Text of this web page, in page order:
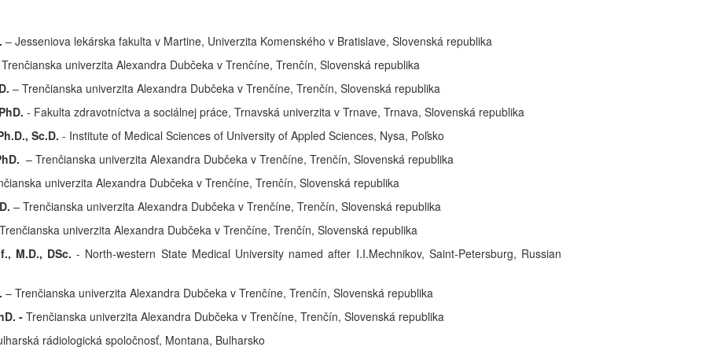
– Jesseniova lekárska fakulta v Martine, Univerzita Komenského v Bratislave, Slovenská republika
univerzita Alexandra Dubčeka v Trenčíne, Trenčín, Slovenská republika
– Trenčianska univerzita Alexandra Dubčeka v Trenčíne, Trenčín, Slovenská republika
- Fakulta zdravotníctva a sociálnej práce, Trnavská univerzita v Trnave, Trnava, Slovenská republika
Sc.D. - Institute of Medical Sciences of University of Appled Sciences, Nysa, Poľsko
– Trenčianska univerzita Alexandra Dubčeka v Trenčíne, Trenčín, Slovenská republika
univerzita Alexandra Dubčeka v Trenčíne, Trenčín, Slovenská republika
– Trenčianska univerzita Alexandra Dubčeka v Trenčíne, Trenčín, Slovenská republika
univerzita Alexandra Dubčeka v Trenčíne, Trenčín, Slovenská republika
M.D., DSc.- North-western State Medical University named after I.I.Mechnikov, Saint-Petersburg, Russian
– Trenčianska univerzita Alexandra Dubčeka v Trenčíne, Trenčín, Slovenská republika
- Trenčianska univerzita Alexandra Dubčeka v Trenčíne, Trenčín, Slovenská republika
rádiologická spoločnosť, Montana, Bulharsko